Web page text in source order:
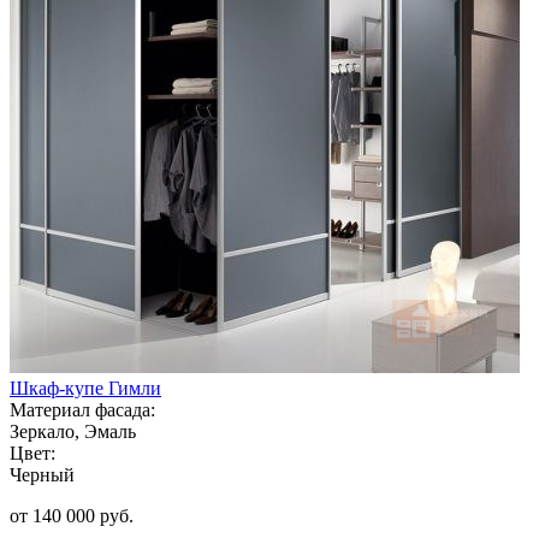
Шкаф-купе Гимли
Материал фасада:
Зеркало, Эмаль
Цвет:
Черный
от 140 000 руб.